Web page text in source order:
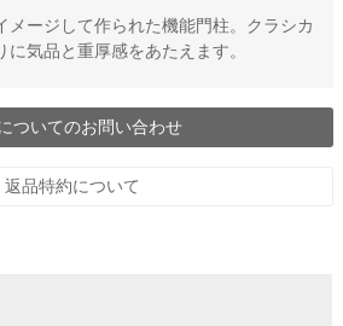
メージして作られた機能門柱。クラシカ
気品と重厚感をあたえます。
ついてのお問い合わせ
返品特約について